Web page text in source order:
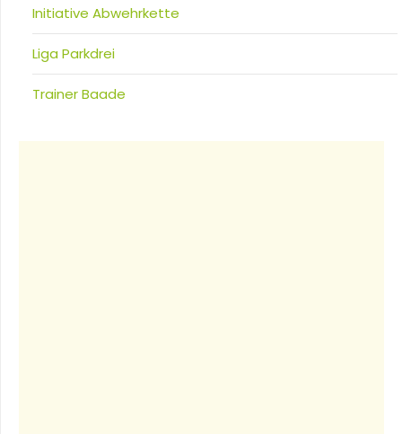
Initiative Abwehrkette
Liga Parkdrei
Trainer Baade